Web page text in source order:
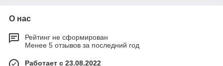
О нас
Рейтинг не сформирован
Менее 5 отзывов за последний год
Работает с 23.08.2022